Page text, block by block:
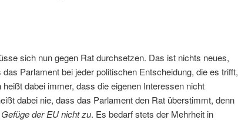
sich nun gegen Rat durchsetzen. Das ist nichts neues,
Parlament bei jeder politischen Entscheidung, die es trifft,
dabei immer, dass die eigenen Interessen nicht
dabei nie, dass das Parlament den Rat überstimmt, denn
der EU nicht zu. Es bedarf stets der Mehrheit in